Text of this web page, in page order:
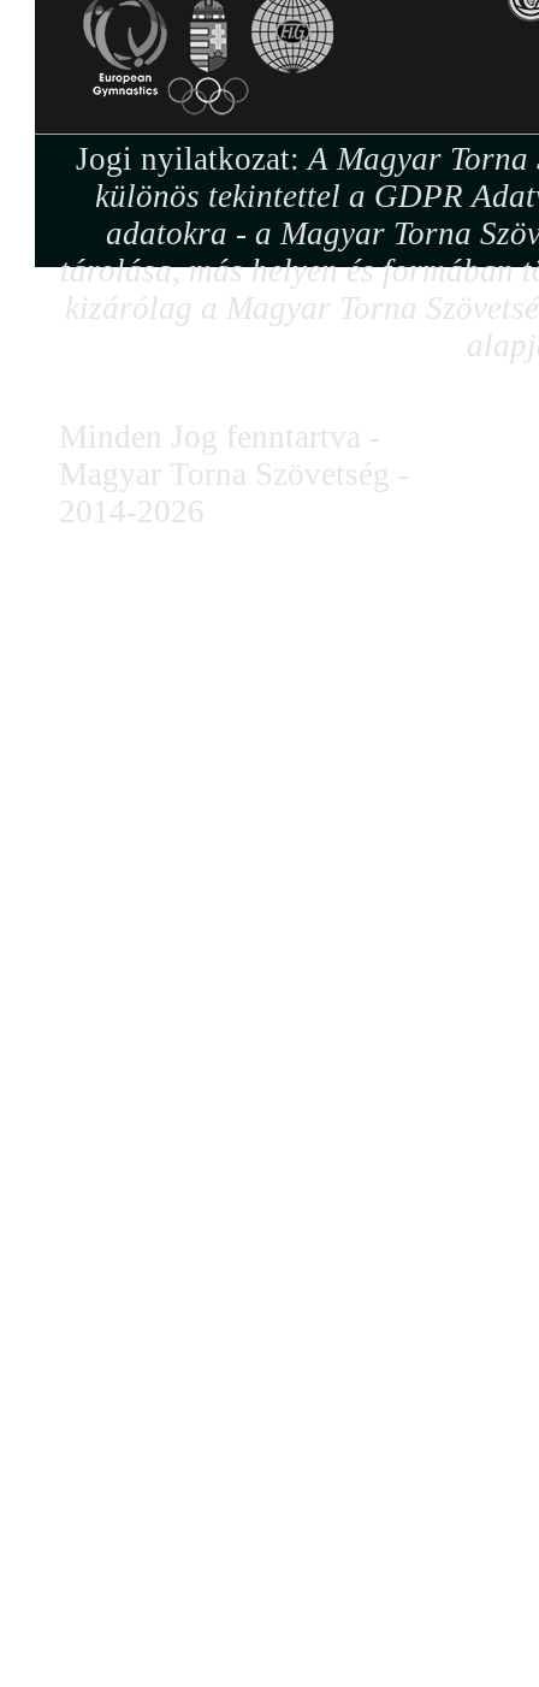
Jogi nyilatkozat:A Magyar Torna
különös tekintettel a GDPR
adatokra - a Magyar Torna
tárolása, más helyen és formában
kizárólag a Magyar Torna
Minden Jog fenntartva -
Magyar Torna Szövetség -
2014-2026